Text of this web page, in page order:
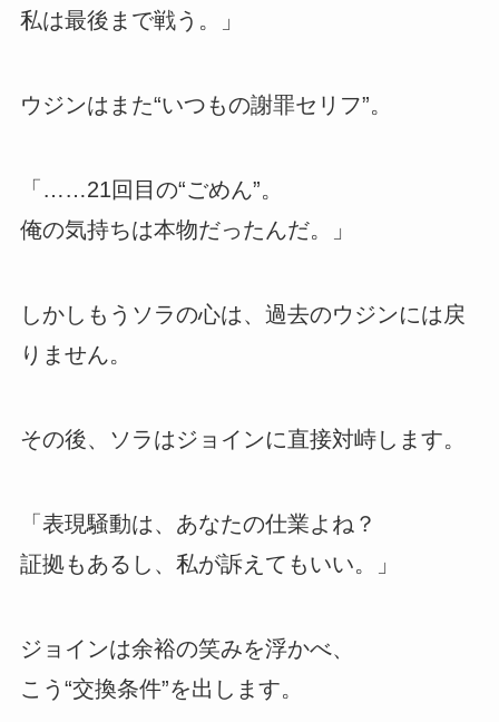
私は最後まで戦う。」
ウジンはまた“いつもの謝罪セリフ”。
「……21回目の“ごめん”。
俺の気持ちは本物だったんだ。」
しかしもうソラの心は、過去のウジンには戻
りません。
その後、ソラはジョインに直接対峙します。
「表現騒動は、あなたの仕業よね？
証拠もあるし、私が訴えてもいい。」
ジョインは余裕の笑みを浮かべ、
こう“交換条件”を出します。